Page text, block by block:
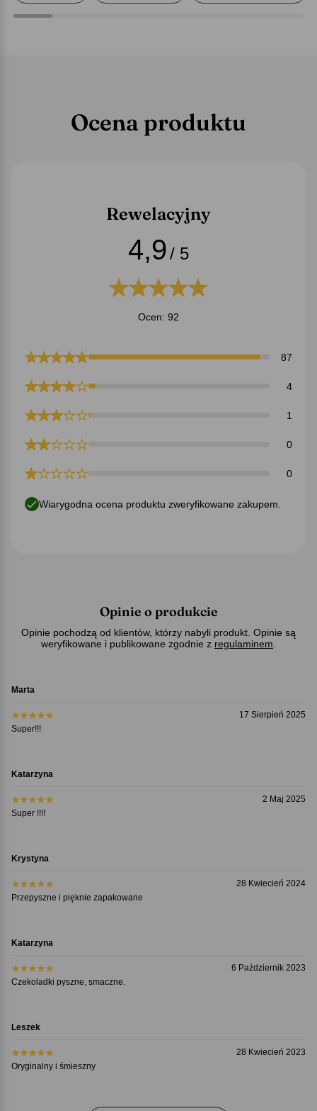
Ocena produktu
Rewelacyjny
4,9/ 5
Ocen: 92
87
4
1
0
0
Wiarygodna ocena produktu zweryfikowane zakupem.
Opinie o produkcie
Opinie pochodzą od klientów, którzy nabyli produkt. Opinie są
weryfikowane i publikowane zgodnie z regulaminem
Marta
17 Sierpień 2025
Super!!!
Katarzyna
2 Maj 2025
Super !!!!
Krystyna
28 Kwiecień 2024
Przepyszne i pięknie zapakowane
Katarzyna
6 Październik 2023
Czekoladki pyszne, smaczne.
Leszek
28 Kwiecień 2023
Oryginalny i śmieszny